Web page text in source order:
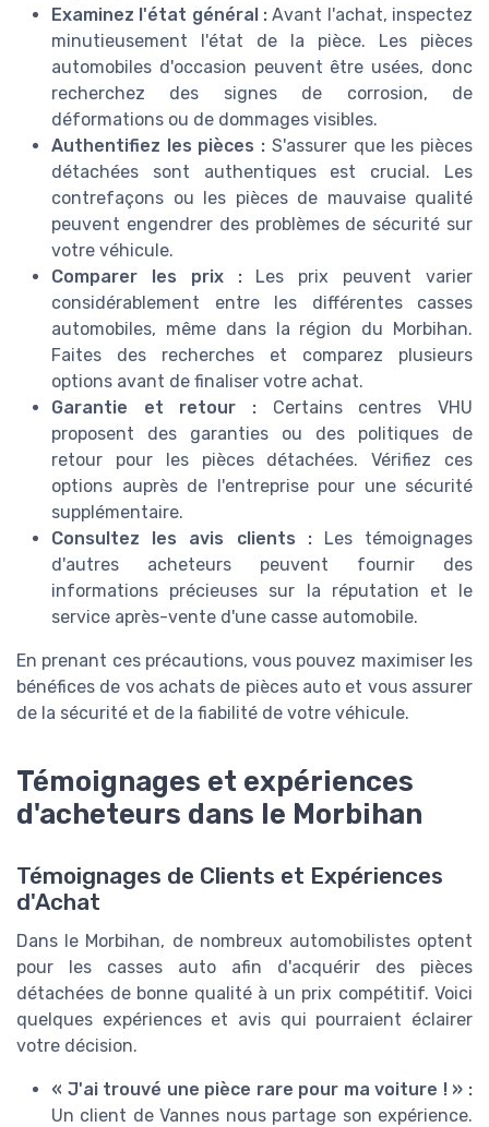
Examinez l'état général : Avant l'achat, inspectez
minutieusement l'état de la pièce. Les pièces
automobiles d'occasion peuvent être usées, donc
recherchez des signes de corrosion, de
déformations ou de dommages visibles.
Authentifiez les pièces : S'assurer que les pièces
détachées sont authentiques est crucial. Les
contrefaçons ou les pièces de mauvaise qualité
peuvent engendrer des problèmes de sécurité sur
votre véhicule.
Comparer les prix :Les prix peuvent varier
considérablement entre les différentes casses
automobiles, même dans la région du Morbihan.
Faites des recherches et comparez plusieurs
options avant de finaliser votre achat.
Garantie et retour : Certains centres VHU
proposent des garanties ou des politiques de
retour pour les pièces détachées. Vérifiez ces
options auprès de l'entreprise pour une sécurité
supplémentaire.
Consultez les avis clients :Les témoignages
d'autres acheteurs peuvent fournir des
informations précieuses sur la réputation et le
service après-vente d'une casse automobile.
En prenant ces précautions, vous pouvez maximiser les
bénéfices de vos achats de pièces auto et vous assurer
de la sécurité et de la fiabilité de votre véhicule.
Témoignages et expériences
d'acheteurs dans le Morbihan
Témoignages de Clients et Expériences
d'Achat
Dans le Morbihan, de nombreux automobilistes optent
pour les casses auto afin d'acquérir des pièces
détachées de bonne qualité à un prix compétitif. Voici
quelques expériences et avis qui pourraient éclairer
votre décision.
« J'ai trouvé une pièce rare pour ma voiture ! » :
Un client de Vannes nous partage son expérience.